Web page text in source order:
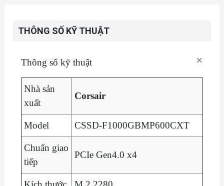
THÔNG SỐ KỸ THUẬT
Thông số kỹ thuật ×
Nhà sản
xuất
Corsair
Model CSSD-F1000GBMP600CXT
Chuẩn giao
tiếp
PCIe Gen4.0 x4